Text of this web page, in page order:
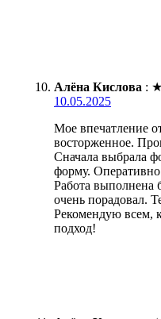
Алёна Кислова : ★
10.05.2025
Мое впечатление
восторженное.
Сначала выбрала
форму. Оперативно
Работа выполнена
очень порадовал.
Рекомендую всем,
подход!